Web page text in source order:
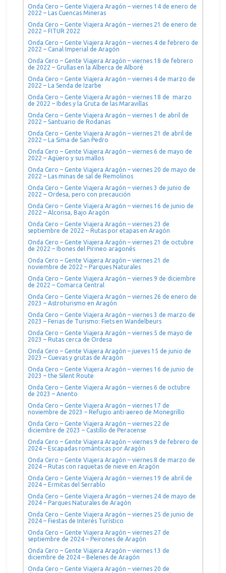
Onda Cero – Gente Viajera Aragón – viernes 14 de enero de
2022 – Las Cuencas Mineras
Onda Cero – Gente Viajera Aragón – viernes 21 de enero de
2022 – FITUR 2022
Onda Cero – Gente Viajera Aragón – viernes 4 de febrero de
2022 – Canal Imperial de Aragón
Onda Cero – Gente Viajera Aragón – viernes 18 de febrero
de 2022 – Grullas en la Alberca de Alboré
Onda Cero – Gente Viajera Aragón – viernes 4 de marzo de
2022 – La Senda de Izarbe
Onda Cero – Gente Viajera Aragón – viernes 18 de marzo
de 2022 – Ibdes y la Gruta de las Maravillas
Onda Cero – Gente Viajera Aragón – viernes 1 de abril de
2022 – Santuario de Rodanas
Onda Cero – Gente Viajera Aragón – viernes 21 de abril de
2022 – La Sima de San Pedro
Onda Cero – Gente Viajera Aragón – viernes 6 de mayo de
2022 – Agüero y sus mallos
Onda Cero – Gente Viajera Aragón – viernes 20 de mayo de
2022 – Las minas de sal de Remolinos
Onda Cero – Gente Viajera Aragón – viernes 3 de junio de
2022 – Ordesa, pero con precaución
Onda Cero – Gente Viajera Aragón – viernes 16 de junio de
2022 – Alcorisa, Bajo Aragón
Onda Cero – Gente Viajera Aragón – viernes 23 de
septiembre de 2022 – Rutas por etapas en Aragón
Onda Cero – Gente Viajera Aragón – viernes 21 de octubre
de 2022 – Ibones del Pirineo aragonés
Onda Cero – Gente Viajera Aragón – viernes 21 de
noviembre de 2022 – Parques Naturales
Onda Cero – Gente Viajera Aragón – viernes 9 de diciembre
de 2022 – Comarca Central
Onda Cero – Gente Viajera Aragón – viernes 26 de enero de
2023 – Astroturismo en Aragón
Onda Cero – Gente Viajera Aragón – viernes 3 de marzo de
2023 – Ferias de Turismo: Fiets en Wandelbeurs
Onda Cero – Gente Viajera Aragón – viernes 5 de mayo de
2023 – Rutas cerca de Ordesa
Onda Cero – Gente Viajera Aragón – jueves 15 de junio de
2023 – Cuevas y grutas de Aragón
Onda Cero – Gente Viajera Aragón – viernes 16 de junio de
2023 – the Silent Route
Onda Cero – Gente Viajera Aragón – viernes 6 de octubre
de 2023 – Anento
Onda Cero – Gente Viajera Aragón – viernes 17 de
noviembre de 2023 – Refugio anti-aereo de Monegrillo
Onda Cero – Gente Viajera Aragón – viernes 22 de
diciembre de 2023 – Castillo de Peracense
Onda Cero – Gente Viajera Aragón – viernes 9 de febrero de
2024 – Escapadas románticas por Aragón
Onda Cero – Gente Viajera Aragón – viernes 8 de marzo de
2024 – Rutas con raquetas de nieve en Aragón
Onda Cero – Gente Viajera Aragón – viernes 19 de abril de
2024 – Ermitas del Serrablo
Onda Cero – Gente Viajera Aragón – viernes 24 de mayo de
2024 – Parques Naturales de Aragón
Onda Cero – Gente Viajera Aragón – viernes 25 de junio de
2024 – Fiestas de Interés Turístico
Onda Cero – Gente Viajera Aragón – viernes 27 de
septiembre de 2024 – Peirones de Aragón
Onda Cero – Gente Viajera Aragón – viernes 13 de
diciembre de 2024 – Belenes de Aragón
Onda Cero – Gente Viajera Aragón – viernes 20 de